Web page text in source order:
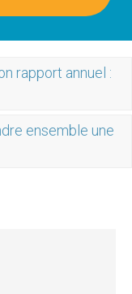
rapport annuel :
ensemble une